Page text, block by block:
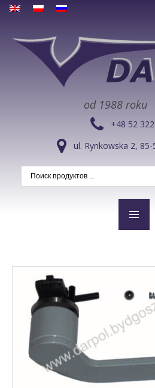
od 1988 roku
+48 52
ul. Rynkowska 2,